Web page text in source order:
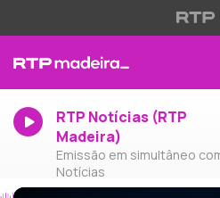
RTP Notícias (RTP
Madeira)
Emissão em simultâneo
Notícias